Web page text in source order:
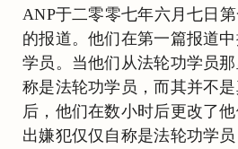
ANP于二零零七年六月七日
的报道。他们在第一篇报道
学员。当他们从法轮功学员
称是法轮功学员，而其并不
后，他们在数小时后更改了
出嫌犯仅仅自称是法轮功学